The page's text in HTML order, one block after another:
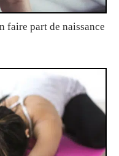
faire part de naissance